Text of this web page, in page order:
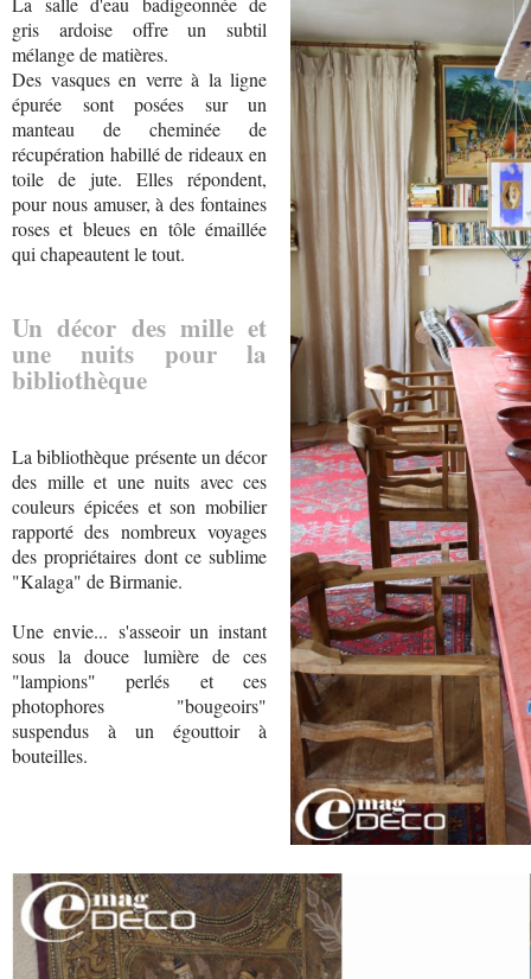
gris ardoise offre un subtil
mélange de matières.
Des vasques en verre à la ligne
épurée sont posées sur un
manteau de cheminée de
récupération habillé de rideaux en
toile de jute. Elles répondent,
pour nous amuser, à des fontaines
roses et bleues en tôle émaillée
qui chapeautent le tout.
Un décor des mille et
une nuits pour la
bibliothèque
La bibliothèque présente un décor
des mille et une nuits avec ces
couleurs épicées et son mobilier
rapporté des nombreux voyages
des propriétaires dont ce sublime
"Kalaga" de Birmanie.
Une envie... s'asseoir un instant
sous la douce lumière de ces
"lampions" perlés et ces
photophores "bougeoirs"
suspendus à un égouttoir à
bouteilles.